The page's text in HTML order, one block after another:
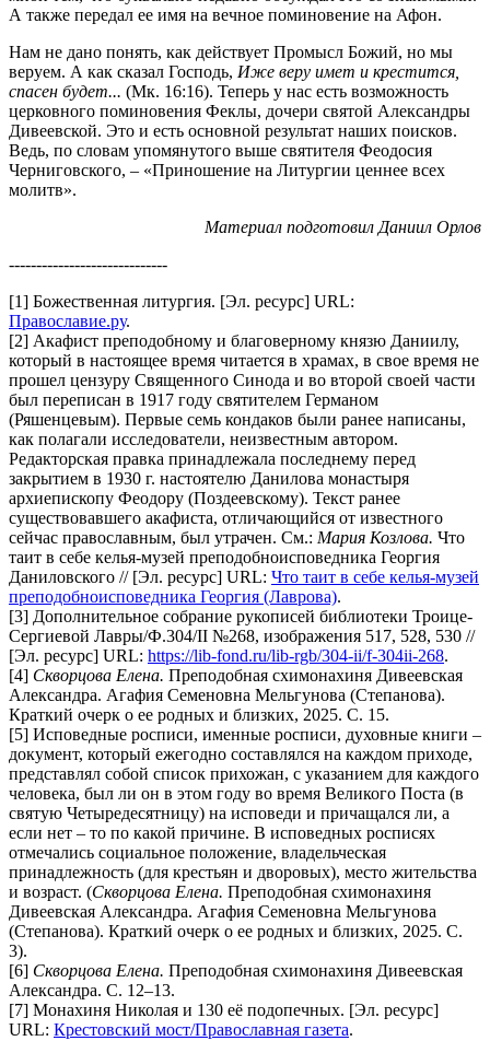
А также передал ее имя на вечное поминовение на Афон.
Нам не дано понять, как действует Промысл Божий, но мы
веруем. А как сказал Господь, Иже веру имет и крестится,
спасен будет... (Мк. 16:16). Теперь у нас есть возможность
церковного поминовения Феклы, дочери святой Александры
Дивеевской. Это и есть основной результат наших поисков.
Ведь, по словам упомянутого выше святителя Феодосия
Черниговского, – «Приношение на Литургии ценнее всех
молитв».
Материал подготовил Даниил Орлов
-----------------------------
[1] Божественная литургия. [Эл. ресурс] URL:
Православие.ру.
[2] Акафист преподобному и благоверному князю Даниилу,
который в настоящее время читается в храмах, в свое время не
прошел цензуру Священного Синода и во второй своей части
был переписан в 1917 году святителем Германом
(Ряшенцевым). Первые семь кондаков были ранее написаны,
как полагали исследователи, неизвестным автором.
Редакторская правка принадлежала последнему перед
закрытием в 1930 г. настоятелю Данилова монастыря
архиепископу Феодору (Поздеевскому). Текст ранее
существовавшего акафиста, отличающийся от известного
сейчас православным, был утрачен. Cм.: Мария Козлова. Что
таит в себе келья-музей преподобноисповедника Георгия
Даниловского // [Эл. ресурс] URL: Что таит в себе келья-музей
преподобноисповедника Георгия (Лаврова).
[3] Дополнительное собрание рукописей библиотеки Троице-
Сергиевой Лавры/Ф.304/II №268, изображения 517, 528, 530 //
[Эл. ресурс] URL: https://lib-fond.ru/lib-rgb/304-ii/f-304ii-268.
[4] Скворцова Елена. Преподобная схимонахиня Дивеевская
Александра. Агафия Семеновна Мельгунова (Степанова).
Краткий очерк о ее родных и близких, 2025. С. 15.
[5] Исповедные росписи, именные росписи, духовные книги –
документ, который ежегодно составлялся на каждом приходе,
представлял собой список прихожан, с указанием для каждого
человека, был ли он в этом году во время Великого Поста (в
святую Четыредесятницу) на исповеди и причащался ли, а
если нет – то по какой причине. В исповедных росписях
отмечались социальное положение, владельческая
принадлежность (для крестьян и дворовых), место жительства
и возраст. (Скворцова Елена. Преподобная схимонахиня
Дивеевская Александра. Агафия Семеновна Мельгунова
(Степанова). Краткий очерк о ее родных и близких, 2025. С.
3).
[6] Скворцова Елена. Преподобная схимонахиня Дивеевская
Александра. С. 12–13.
[7] Монахиня Николая и 130 её подопечных. [Эл. ресурс]
URL: Крестовский мост/Православная газета.